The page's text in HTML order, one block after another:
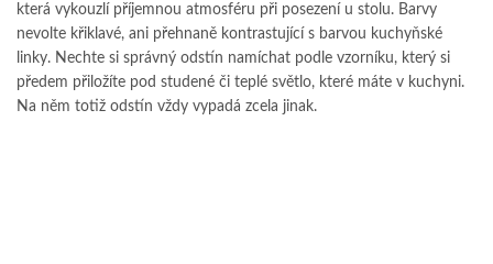
která vykouzlí příjemnou atmosféru při posezení u stolu. Barvy
nevolte křiklavé, ani přehnaně kontrastující s barvou kuchyňské
linky. Nechte si správný odstín namíchat podle vzorníku, který si
předem přiložíte pod studené či teplé světlo, které máte v kuchyni.
Na něm totiž odstín vždy vypadá zcela jinak.